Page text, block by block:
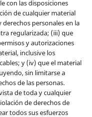
con las disposiciones
de cualquier material
personales en la
regularizada; (iii) que
y autorizaciones
inclusive los
y (iv) que el material
sin limitarse a
de las personas.
de toda y cualquier
de derechos de
todos sus esfuerzos